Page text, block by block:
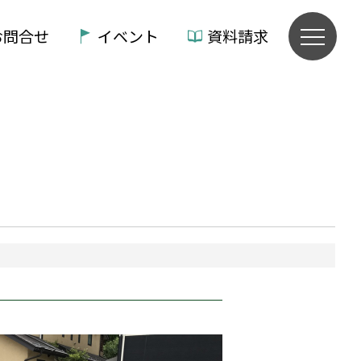
合せ イベント 資料請求